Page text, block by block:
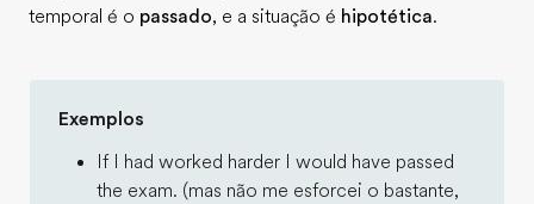
temporal é o passado, e a situação é hipotética.
Exemplos
If I had worked harder I would have passed
the exam. (mas não me esforcei o bastante,